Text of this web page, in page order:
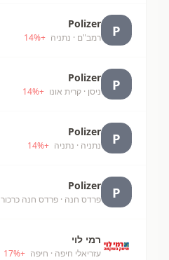
P
Polizer
רמב"ם · נתניה +
14%
P
Polizer
ניסן · קרית אונו +
14%
P
Polizer
נתניה · נתניה +
14%
P
Polizer
פרדס חנה · פרדס חנה כרכור
רמי לוי
עזריאלי חיפה · חיפה +
17%